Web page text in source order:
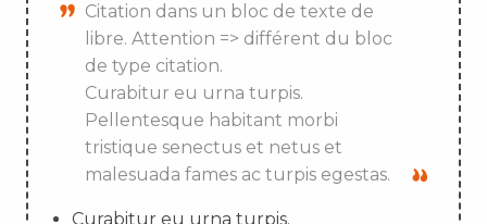
Citation dans un bloc de texte de
libre. Attention => différent du bloc
de type citation.
Curabitur eu urna turpis.
Pellentesque habitant morbi
tristique senectus et netus et
malesuada fames ac turpis egestas.
Curabitur eu urna turpis.